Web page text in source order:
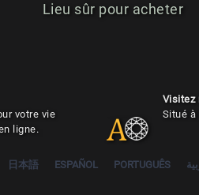
Lieu sûr pour acheter
Visitez
Situé à
votre vie
ligne.
日本語 ESPAÑOL PORTUGUÊS